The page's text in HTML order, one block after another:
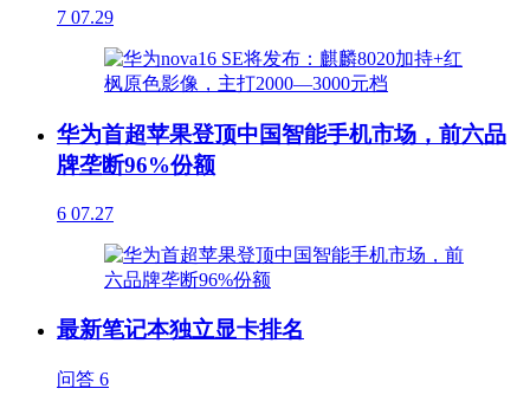
7 07.29
华为首超苹果登顶中国智能手机市场，前六品
牌垄断96%份额
6 07.27
最新笔记本独立显卡排名
问答 6